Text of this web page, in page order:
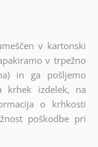
v kartonski
v trpežno
in ga pošljemo
krhek izdelek, na
o krhkosti
poškodbe pri